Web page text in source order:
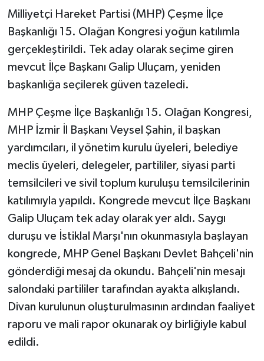
Milliyetçi Hareket Partisi (MHP) Çeşme İlçe
Başkanlığı 15. Olağan Kongresi yoğun katılımla
gerçekleştirildi. Tek aday olarak seçime giren
mevcut İlçe Başkanı Galip Uluçam, yeniden
başkanlığa seçilerek güven tazeledi.
MHP Çeşme İlçe Başkanlığı 15. Olağan Kongresi,
MHP İzmir İl Başkanı Veysel Şahin, il başkan
yardımcıları, il yönetim kurulu üyeleri, belediye
meclis üyeleri, delegeler, partililer, siyasi parti
temsilcileri ve sivil toplum kuruluşu temsilcilerinin
katılımıyla yapıldı. Kongrede mevcut İlçe Başkanı
Galip Uluçam tek aday olarak yer aldı. Saygı
duruşu ve İstiklal Marşı'nın okunmasıyla başlayan
kongrede, MHP Genel Başkanı Devlet Bahçeli'nin
gönderdiği mesaj da okundu. Bahçeli'nin mesajı
salondaki partililer tarafından ayakta alkışlandı.
Divan kurulunun oluşturulmasının ardından faaliyet
raporu ve mali rapor okunarak oy birliğiyle kabul
edildi.